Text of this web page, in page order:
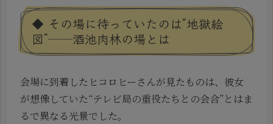
◆ その場に待っていたのは“地獄絵
図”──酒池肉林の場とは
会場に到着したヒコロヒーさんが見たものは、彼女
が想像していた“テレビ局の重役たちとの会合”とはま
るで異なる光景でした。